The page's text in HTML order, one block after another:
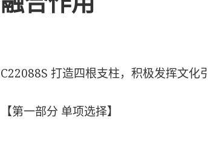
C22088S 打造四根支柱，积极发挥文化
【第一部分 单项选择】